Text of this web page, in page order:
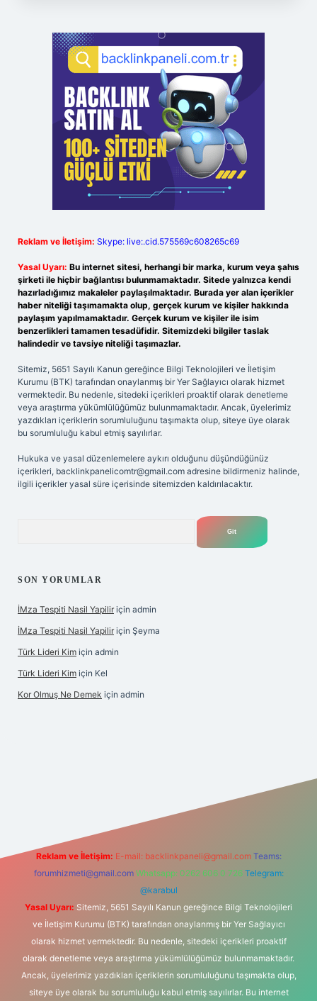
Reklam ve İletişim: Skype: live:.cid.575569c608265c69
Yasal Uyarı: Bu internet sitesi, herhangi bir marka, kurum veya şahıs
şirketi ile hiçbir bağlantısı bulunmamaktadır. Sitede yalnızca kendi
hazırladığımız makaleler paylaşılmaktadır. Burada yer alan içerikler
haber niteliği taşımamakta olup, gerçek kurum ve kişiler hakkında
paylaşım yapılmamaktadır. Gerçek kurum ve kişiler ile isim
benzerlikleri tamamen tesadüfidir. Sitemizdeki bilgiler taslak
halindedir ve tavsiye niteliği taşımazlar.
Sitemiz, 5651 Sayılı Kanun gereğince Bilgi Teknolojileri ve İletişim
Kurumu (BTK) tarafından onaylanmış bir Yer Sağlayıcı olarak hizmet
vermektedir. Bu nedenle, sitedeki içerikleri proaktif olarak denetleme
veya araştırma yükümlülüğümüz bulunmamaktadır. Ancak, üyelerimiz
yazdıkları içeriklerin sorumluluğunu taşımakta olup, siteye üye olarak
bu sorumluluğu kabul etmiş sayılırlar.
Hukuka ve yasal düzenlemelere aykırı olduğunu düşündüğünüz
içerikleri, backlinkpanelicomtr@gmail.com adresine bildirmeniz halinde,
ilgili içerikler yasal süre içerisinde sitemizden kaldırılacaktır.
SON YORUMLAR
İMza Tespiti Nasil Yapilir için admin
İMza Tespiti Nasil Yapilir için Şeyma
Türk Lideri Kim için admin
Türk Lideri Kim için Kel
Kor Olmuş Ne Demek için admin
Reklam ve İletişim: E-mail: backlinkpaneli@gmail.com Teams:
forumhizmeti@gmail.com Whatsapp: 0262 606 0 726 Telegram:
@karabul
Yasal Uyarı: Sitemiz, 5651 Sayılı Kanun gereğince Bilgi Teknolojileri
ve İletişim Kurumu (BTK) tarafından onaylanmış bir Yer Sağlayıcı
olarak hizmet vermektedir. Bu nedenle, sitedeki içerikleri proaktif
olarak denetleme veya araştırma yükümlülüğümüz bulunmamaktadır.
Ancak, üyelerimiz yazdıkları içeriklerin sorumluluğunu taşımakta olup,
siteye üye olarak bu sorumluluğu kabul etmiş sayılırlar. Bu internet